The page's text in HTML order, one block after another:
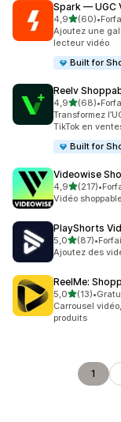
Spark — UGC
4,9étoile(s) sur
(60)
60 avis au total
•
Ajoutez une
lecteur vidéo
Built for
Reelv
4,9étoile(s) sur
(68)
68 avis au total
•
Transformez
TikTok en
Built for
Videowise
4,9étoile(s) sur
(217)
217 avis au total
•
Vidéo
PlayShorts
5,0étoile(s) sur
(87)
87 avis au total
•
Ajoutez des
ReelMe:
5,0étoile(s) sur
(13)
13 avis au total
•
Carrousel
produits
1